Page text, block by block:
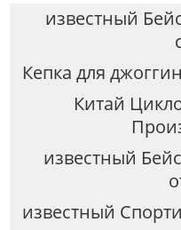
известный
Кепка для
Китай
известный
известный